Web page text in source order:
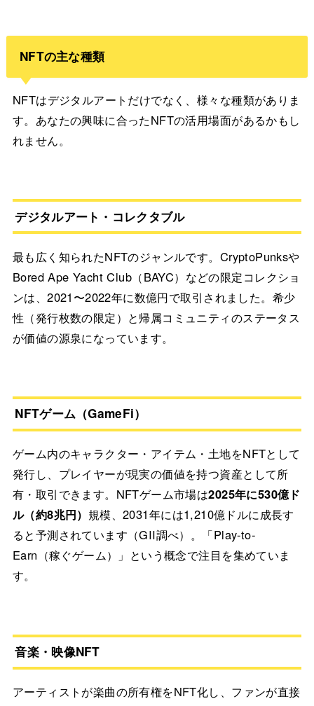
NFTの主な種類
NFTはデジタルアートだけでなく、様々な種類がありま
す。あなたの興味に合ったNFTの活用場面があるかもし
れません。
デジタルアート・コレクタブル
最も広く知られたNFTのジャンルです。CryptoPunksや
Bored Ape Yacht Club（BAYC）などの限定コレクショ
ンは、2021〜2022年に数億円で取引されました。希少
性（発行枚数の限定）と帰属コミュニティのステータス
が価値の源泉になっています。
NFTゲーム（GameFi）
ゲーム内のキャラクター・アイテム・土地をNFTとして
発行し、プレイヤーが現実の価値を持つ資産として所
有・取引できます。NFTゲーム市場は2025年に530億ド
ル（約8兆円） 規模、2031年には1,210億ドルに成長す
ると予測されています（GII調べ）。「Play-to-
Earn（稼ぐゲーム）」という概念で注目を集めていま
す。
音楽・映像NFT
アーティストが楽曲の所有権をNFT化し、ファンが直接